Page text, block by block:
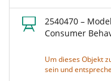
2540470 –
Consumer
Um dieses Objekt
sein und